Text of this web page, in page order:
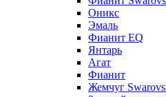
Оникс
Эмаль
Фианит EQ
Янтарь
Агат
Фианит
Жемчуг